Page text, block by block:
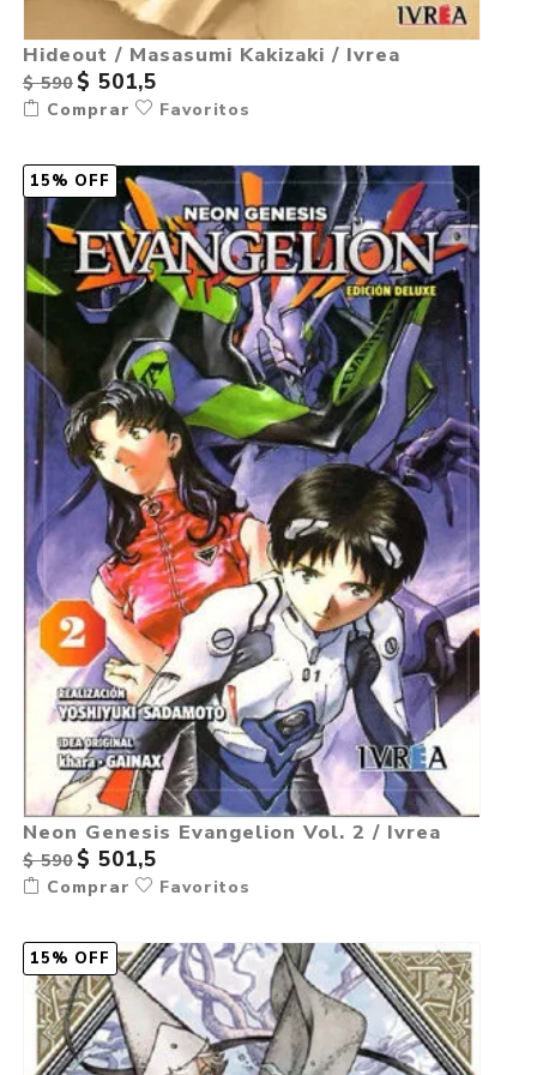
Hideout / Masasumi Kakizaki / Ivrea
$ 590 $ 501,5
Comprar Favoritos
15% OFF
Neon Genesis Evangelion Vol. 2 / Ivrea
$ 590 $ 501,5
Comprar Favoritos
15% OFF